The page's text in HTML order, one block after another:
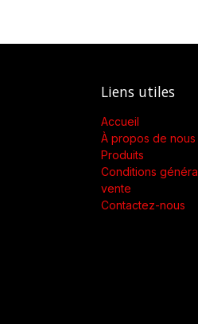
Liens utiles
Accueil
À propos de nous
Produits
Conditions
vente
Contactez-nous